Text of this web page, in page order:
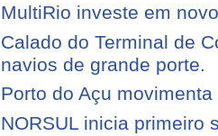
MultiRio investe em
Calado do Terminal de
navios de grande porte.
Porto do Açu
NORSUL inicia primeiro